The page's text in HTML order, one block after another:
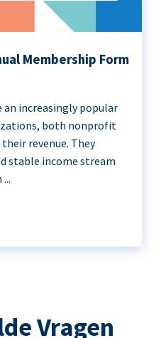
Membership Form
an increasingly popular
both nonprofit
revenue. They
stable income stream
Vragen